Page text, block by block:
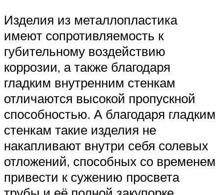
Изделия из металлопластика
имеют сопротивляемость к
губительному воздействию
коррозии, а также благодаря
гладким внутренним стенкам
отличаются высокой пропускной
способностью. А благодаря гладким
стенкам такие изделия не
накапливают внутри себя солевых
отложений, способных со временем
привести к сужению просвета